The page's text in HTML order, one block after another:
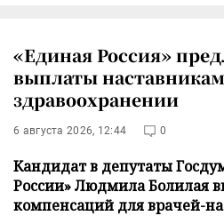
«Единая Россия»
выплаты
здравоохранении
6 августа 2026, 12:44 0
Кандидат в депутаты
России» Людмила Болилая
компенсаций для врачей-